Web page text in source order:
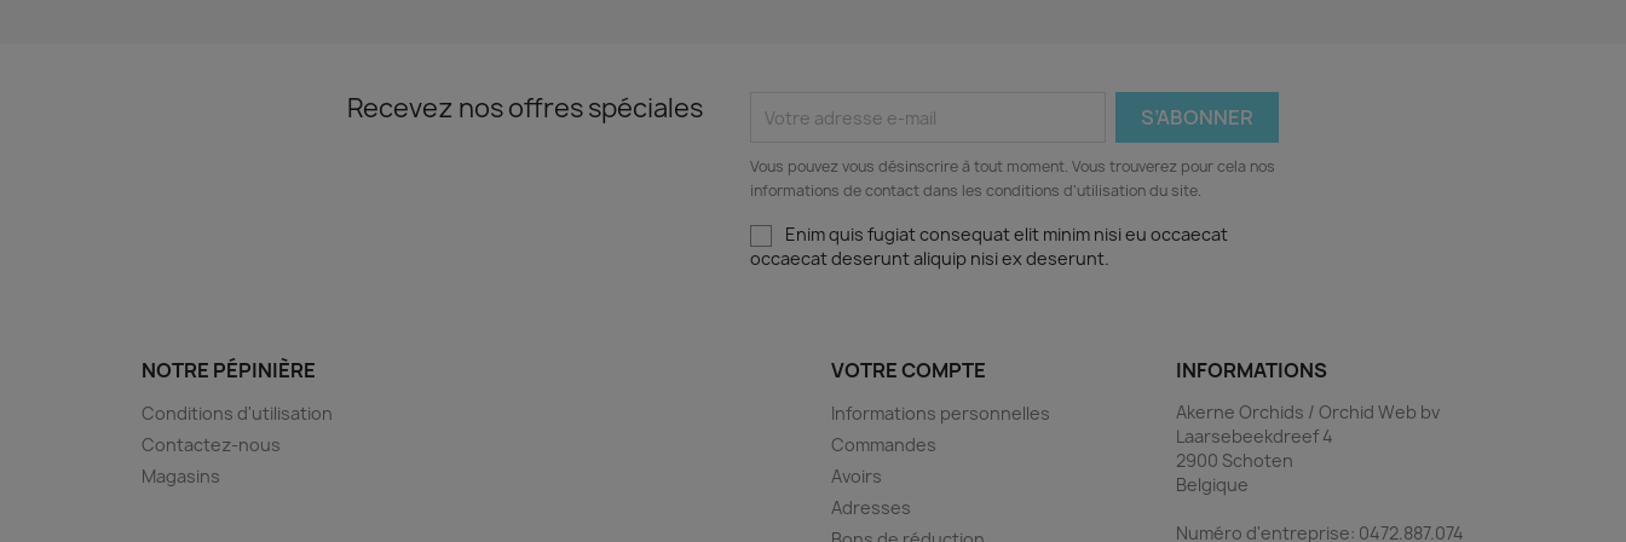
Recevez nos offres spéciales
Vous pouvez vous désinscrire à tout moment. Vous trouverez pour cela nos
informations de contact dans les conditions d'utilisation du site.
Enim quis fugiat consequat elit minim nisi eu occaecat
occaecat deserunt aliquip nisi ex deserunt.
NOTRE PÉPINIÈRE
Conditions d'utilisation
Contactez-nous
Magasins
VOTRE COMPTE
Informations personnelles
Commandes
Avoirs
Adresses
INFORMATIONS
Akerne Orchids / Orchid Web bv
Laarsebeekdreef 4
2900 Schoten
Belgique
Numéro d'entreprise: 0472.887.074